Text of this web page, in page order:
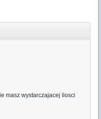
masz wystarczajacej ilosci